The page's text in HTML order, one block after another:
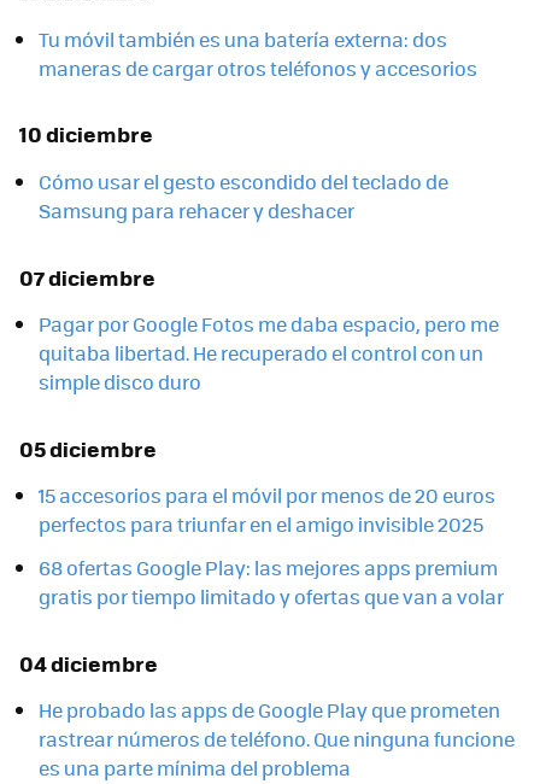
Tu móvil también es una batería externa: dos
maneras de cargar otros teléfonos y accesorios
10 diciembre
Cómo usar el gesto escondido del teclado de
Samsung para rehacer y deshacer
07 diciembre
Pagar por Google Fotos me daba espacio, pero me
quitaba libertad. He recuperado el control con un
simple disco duro
05 diciembre
15 accesorios para el móvil por menos de 20 euros
perfectos para triunfar en el amigo invisible 2025
68 ofertas Google Play: las mejores apps premium
gratis por tiempo limitado y ofertas que van a volar
04 diciembre
He probado las apps de Google Play que prometen
rastrear números de teléfono. Que ninguna funcione
es una parte mínima del problema